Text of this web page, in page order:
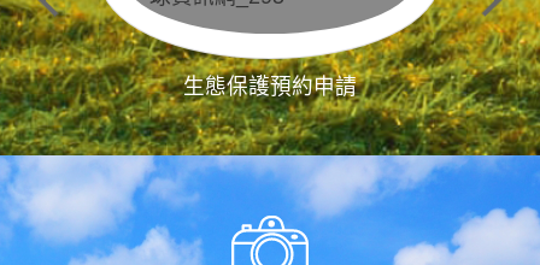
生態保護預約申請